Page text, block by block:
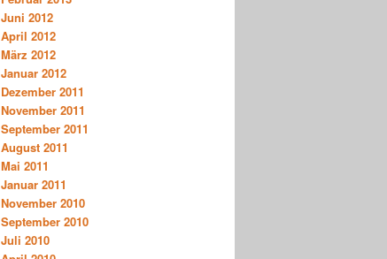
Juni 2012
April 2012
März 2012
Januar 2012
Dezember 2011
November 2011
September 2011
August 2011
Mai 2011
Januar 2011
November 2010
September 2010
Juli 2010